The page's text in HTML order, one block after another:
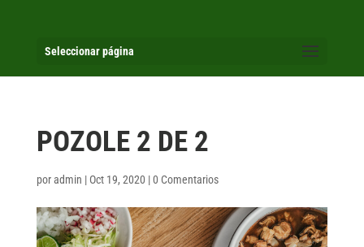
Seleccionar página
POZOLE 2 DE 2
poradmin | Oct 19, 2020 |0 Comentarios